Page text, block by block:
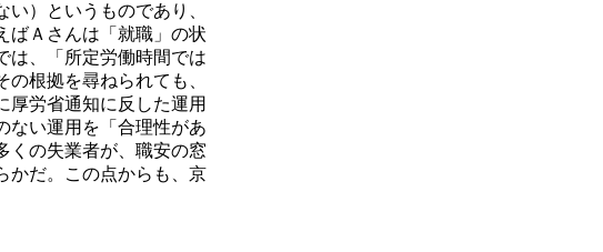
）というものであり、
ばＡさんは「就職」の状
は、「所定労働時間では
根拠を尋ねられても、
厚労省通知に反した運用
ない運用を「合理性があ
くの失業者が、職安の窓
かだ。この点からも、京